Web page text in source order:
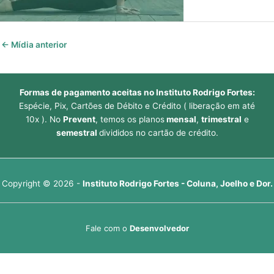
← Mídia anterior
Formas de pagamento aceitas no Instituto Rodrigo Fortes:
Espécie, Pix, Cartões de Débito e Crédito ( liberação em até
10x ). No Prevent, temos os planosmensal, trimestral e
semestral divididos no cartão de crédito.
Copyright © 2026 - Instituto Rodrigo Fortes - Coluna, Joelho e Dor.
Fale com o Desenvolvedor